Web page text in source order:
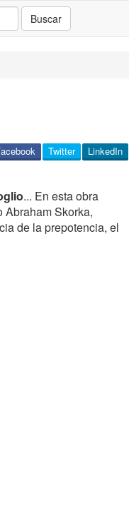
Buscar
LinkedIn
Twitter
... En esta obra
Abraham Skorka,
de la prepotencia, el